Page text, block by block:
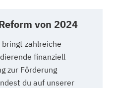
von 2024
zahlreiche
finanziell
zur Förderung
du auf unserer